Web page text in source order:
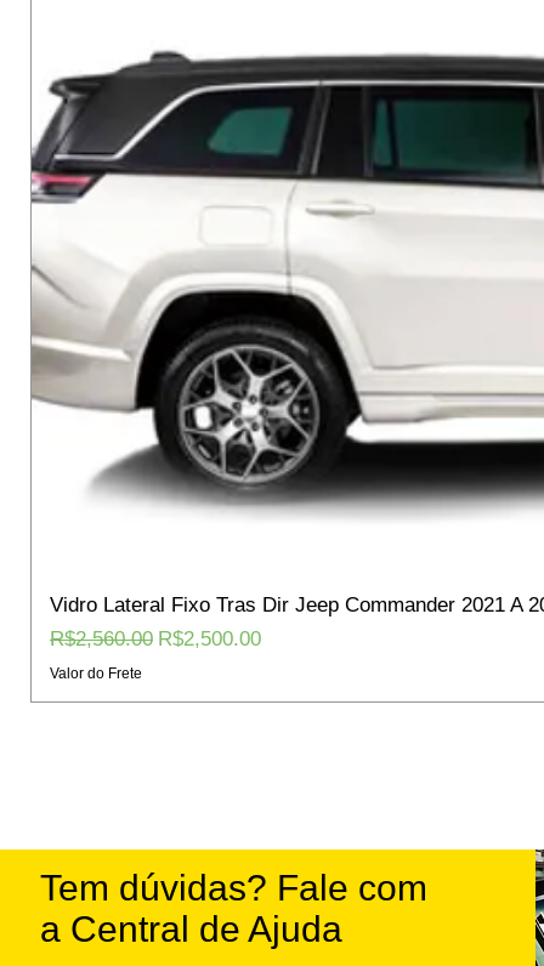
Vidro Lateral Fixo Tras Dir Jeep Commander 2021 A
Regular Price
R$2,560.00 Sale Price
R$2,500.00
Valor do Frete
Tem dúvidas? Fale com
a Central de Ajuda